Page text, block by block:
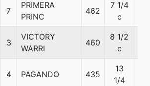
7
PRIMERA
PRINC
462
7 1/4
c
3
VICTORY
WARRI
460
8 1/2
c
4 PAGANDO 435
13
1/4